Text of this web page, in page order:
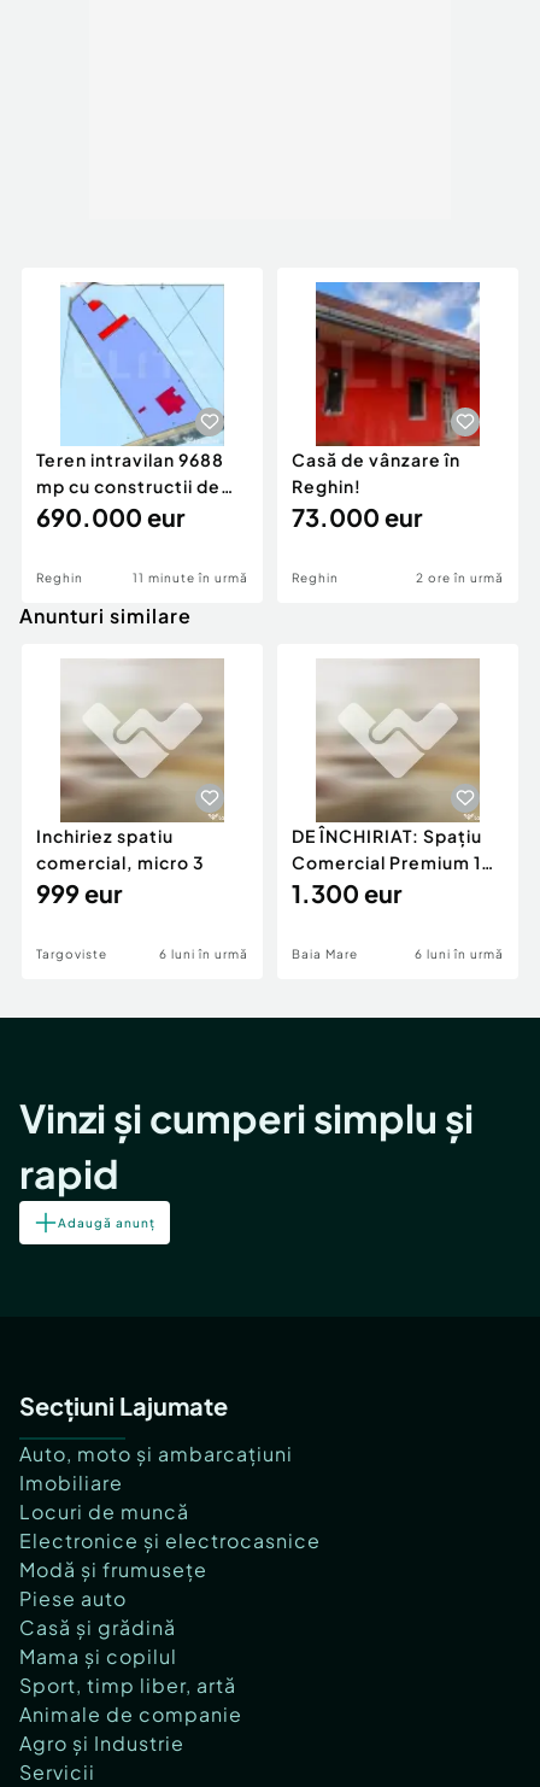
Teren intravilan 9688
mp cu constructii de
cca. 550 mp
690.000 eur
Reghin 11 minute în urmă
Casă de vânzare în
Reghin!
73.000 eur
Reghin 2 ore în urmă
Anunturi similare
Inchiriez spatiu
comercial, micro 3
999 eur
Targoviste 6 luni în urmă
DE ÎNCHIRIAT: Spațiu
Comercial Premium 146
mp – Vizibili
1.300 eur
Baia Mare 6 luni în urmă
Vinzi și cumperi simplu și
rapid
Adaugă anunț
Secțiuni Lajumate
Auto, moto și ambarcațiuni
Imobiliare
Locuri de muncă
Electronice și electrocasnice
Modă și frumusețe
Piese auto
Casă și grădină
Mama și copilul
Sport, timp liber, artă
Animale de companie
Agro și Industrie
Servicii